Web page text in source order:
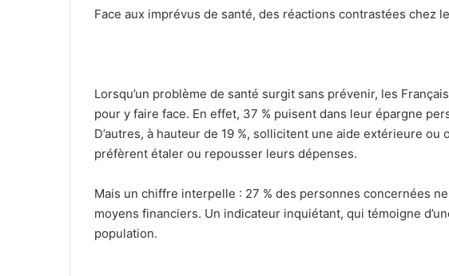
Face aux imprévus de santé, des réactions contrastées chez
Lorsqu’un problème de santé surgit sans prévenir, les
pour y faire face. En effet, 37 % puisent dans leur épargne
D’autres, à hauteur de 19 %, sollicitent une aide extérieure ou
préfèrent étaler ou repousser leurs dépenses.
Mais un chiffre interpelle : 27 % des personnes concernées
moyens financiers. Un indicateur inquiétant, qui témoigne
population.